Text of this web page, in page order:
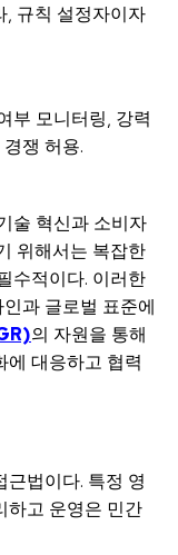
, 규칙 설정자이자
부 모니터링, 강력
쟁 허용.
술 혁신과 소비자
위해서는 복잡한
수적이다. 이러한
과 글로벌 표준에
의 자원을 통해
에 대응하고 협력
법이다. 특정 영
하고 운영은 민간